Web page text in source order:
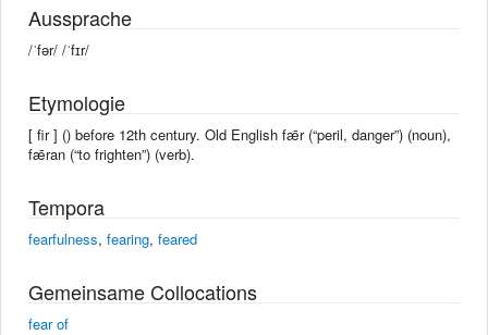
Aussprache
/ˈfər/ /ˈfɪr/
Etymologie
[ fir ] () before 12th century. Old English fǣr (“peril, danger”) (noun),
fǣran (“to frighten”) (verb).
Tempora
fearfulness, fearing, feared
Gemeinsame Collocations
fear of